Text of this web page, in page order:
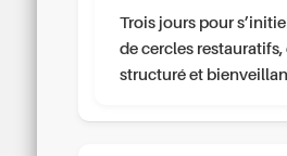
Trois jours pour
de cercles
structuré et